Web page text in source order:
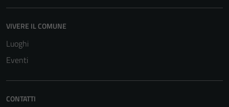
VIVERE IL COMUNE
Luoghi
Eventi
CONTATTI